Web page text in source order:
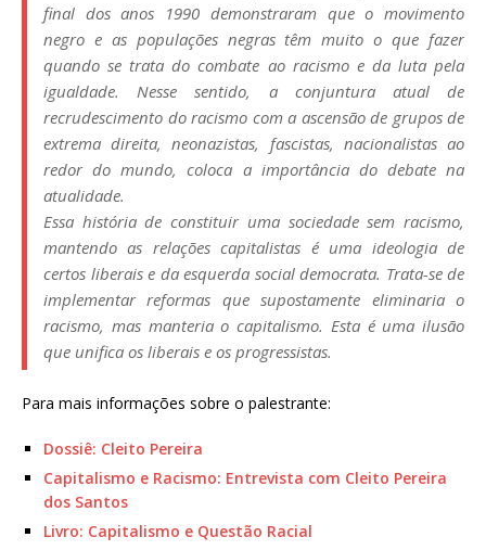
final dos anos 1990 demonstraram que o movimento
negro e as populações negras têm muito o que fazer
quando se trata do combate ao racismo e da luta pela
igualdade. Nesse sentido, a conjuntura atual de
recrudescimento do racismo com a ascensão de grupos de
extrema direita, neonazistas, fascistas, nacionalistas ao
redor do mundo, coloca a importância do debate na
atualidade.
Essa história de constituir uma sociedade sem racismo,
mantendo as relações capitalistas é uma ideologia de
certos liberais e da esquerda social democrata. Trata-se de
implementar reformas que supostamente eliminaria o
racismo, mas manteria o capitalismo. Esta é uma ilusão
que unifica os liberais e os progressistas.
Para mais informações sobre o palestrante:
Dossiê: Cleito Pereira
Capitalismo e Racismo: Entrevista com Cleito Pereira
dos Santos
Livro: Capitalismo e Questão Racial